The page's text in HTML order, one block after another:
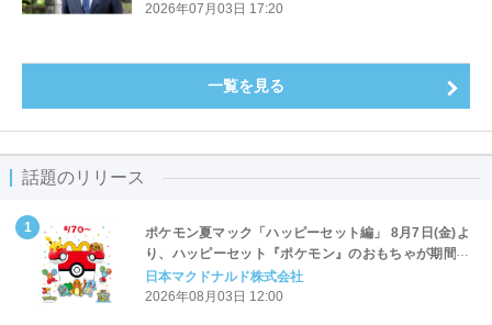
2026年07月03日 17:20
一覧を見る
話題のリリース
ポケモン夏マック「ハッピーセット編」 8月7日(金)よ
り、ハッピーセット『ポケモン』のおもちゃが期間限
定登場
日本マクドナルド株式会社
2026年08月03日 12:00